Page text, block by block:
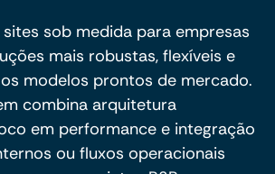
sob medida para empresas
mais robustas, flexíveis e
modelos prontos de mercado.
combina arquitetura
em performance e integração
ou fluxos operacionais